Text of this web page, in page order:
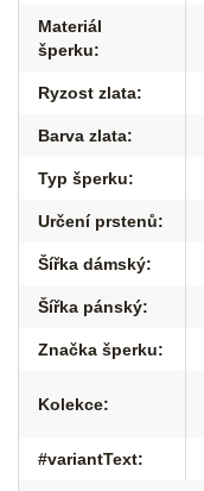
Materiál
šperku:
Ryzost zlata:
Barva zlata:
Typ šperku:
Určení prstenů:
Šířka dámský:
Šířka pánský:
Značka šperku:
Kolekce:
#variantText: